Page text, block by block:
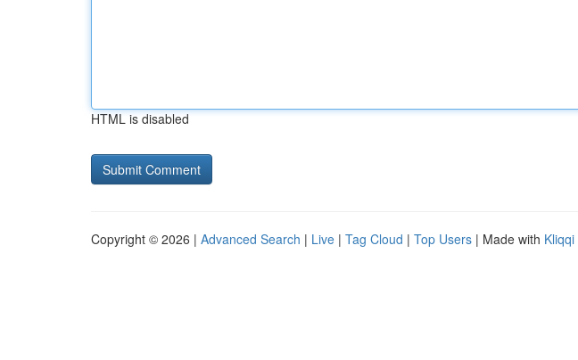
HTML is disabled
Copyright © 2026 | Advanced Search | Live | Tag Cloud | Top Users | Made with